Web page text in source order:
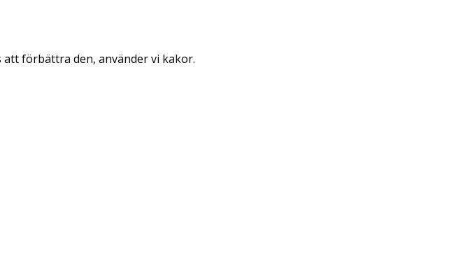
förbättra den, använder vi kakor.